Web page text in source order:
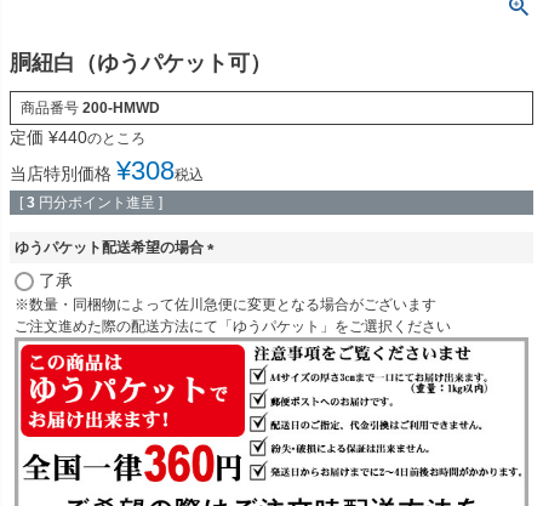
胴紐白（ゆうパケット可）
商品番号 200-HMWD
定価 ¥440のところ
当店特別価格 ¥308税込
[ 3 円分ポイント進呈 ]
ゆうパケット配送希望の場合
必
須
)
了承
※数量・同梱物によって佐川急便に変更となる場合がございます
ご注文進めた際の配送方法にて「ゆうパケット」をご選択ください